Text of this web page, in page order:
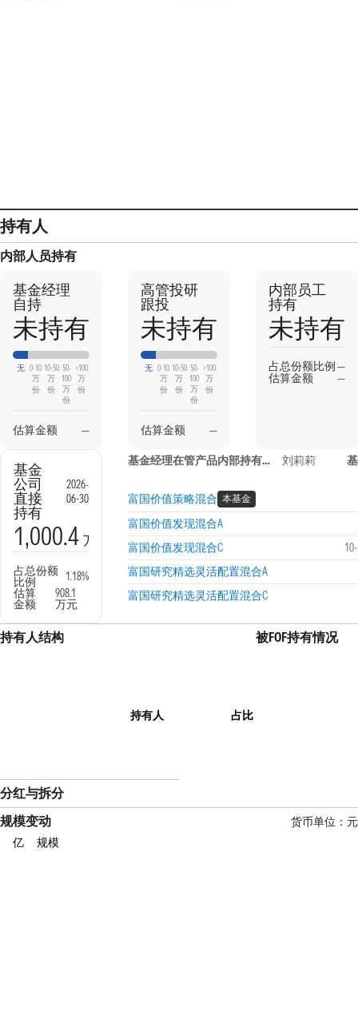
持有人
内部人员持有
基金经理
自持
未持有
无 0-10
万
份
10-50
万
份
50-
100
万
份
>100
万
份
估算金额 —
高管投研
跟投
未持有
无 0-10
万
份
10-50
万
份
50-
100
万
份
>100
万
份
估算金额 —
内部员工
持有
未持有
占总份额比例—
估算金额
—
基金
公司
直接
持有
2026-
06-30
1,000.4 万份
占总份额
比例
1.18%
估算
金额
908.1
万元
基金经理在管产品内部持有信息 刘莉莉
富国价值策略混合 本基金
富国价值发现混合A
富国价值发现混合C
富国研究精选灵活配置混合A
富国研究精选灵活配置混合C
持有人结构
持有人 占比
被FOF持有情况
分红与拆分
规模变动
货币单位：元
亿
规模